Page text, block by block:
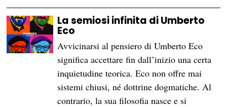
La semiosi infinita di Umberto
Eco
Avvicinarsi al pensiero di Umberto Eco
significa accettare fin dall’inizio una certa
inquietudine teorica. Eco non offre mai
sistemi chiusi, né dottrine dogmatiche. Al
contrario, la sua filosofia nasce e si